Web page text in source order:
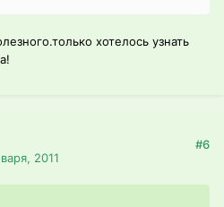
хотелось узнать
2011
#6